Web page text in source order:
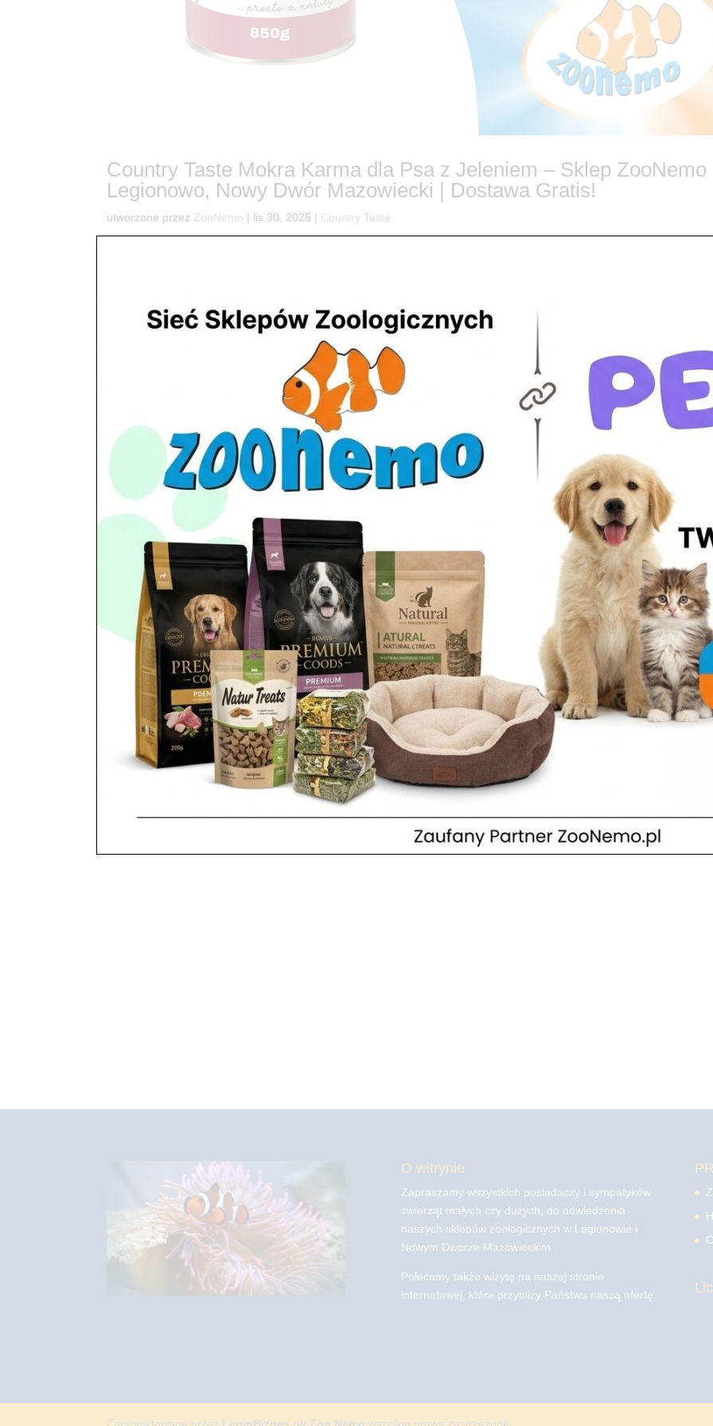
Country Taste Mokra Karma dla Psa z Jeleniem – Sklep ZooNemo
Legionowo, Nowy Dwór Mazowiecki | Dostawa Gratis!
utworzone przez ZooNemo | lis 30, 2025 | Country Taste
O witrynie
Zapraszamy wszystkich posiadaczy i sympatyków
zwierząt małych czy dużych, do odwiedzenia
naszych sklepów zoologicznych w Legionowie i
Nowym Dworze Mazowieckim
Polecamy także wizytę na naszej stronie
internetowej, która przybliży Państwu naszą ofertę.